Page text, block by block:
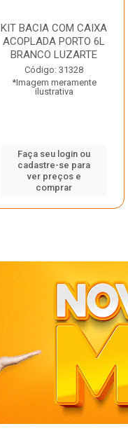
KIT BACIA COM CAIXA
ACOPLADA PORTO 6L
BRANCO LUZARTE
Código: 31328
*Imagem meramente
ilustrativa
Faça seu login ou
cadastre-se para
ver preços e
comprar